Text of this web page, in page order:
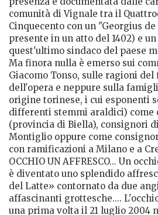
comunità di Vignale tra il
Cinquecento con un "Georgius
presente in un atto del 1402) e un
quest'ultimo sindaco del paese
Ma finora nulla è emerso sui
Giacomo Tonso, sulle ragioni
dell'opera e neppure sulla
origine torinese, i cui esponenti
differenti stemmi araldici) come
(provincia di Biella), consignori
Montiglio oppure come
con ramificazioni a Milano e a
OCCHIO UN AFFRESCO... Un
è diventato uno splendido
del Latte» contornato da due
affascinanti grottesche....
una prima volta il 21 luglio 2004